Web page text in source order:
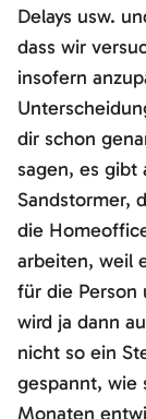
Delays usw.
dass wir
insofern
dir schon
sagen, es gibt
Sandstormer,
die
arbeiten, weil
für die Person
wird ja dann
nicht so ein
gespannt, wie
Monaten